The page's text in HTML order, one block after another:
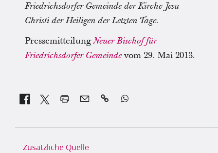
Friedrichsdorfer Gemeinde der Kirche Jesu
Christi der Heiligen der Letzten Tage.
PressemitteilungNeuer Bischof für
Friedrichsdorfer Gemeindevom 29. Mai 2013.
 
Zusätzliche Quelle